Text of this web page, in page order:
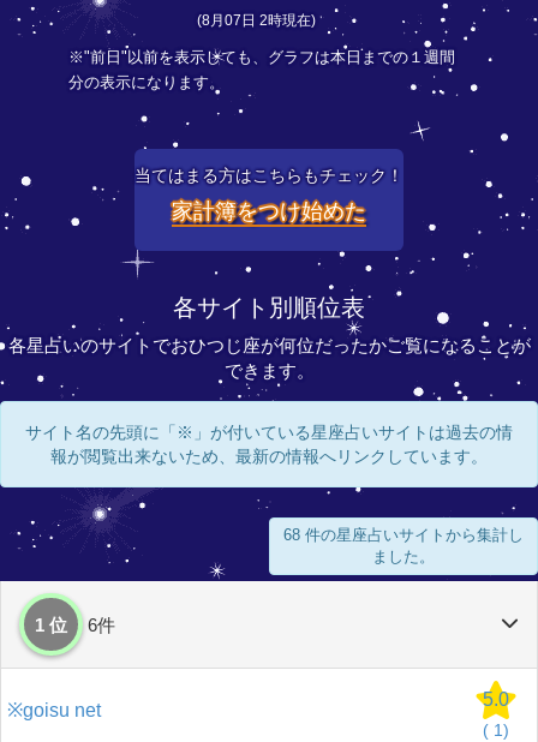
(8月07日 2時現在)
※"前日"以前を表示しても、グラフは本日までの１週間
分の表示になります。
当てはまる方はこちらもチェック！
家計簿をつけ始めた
各サイト別順位表
各星占いのサイトでおひつじ座が何位だったかご覧になることが
できます。
サイト名の先頭に「※」が付いている星座占いサイトは過去の情
報が閲覧出来ないため、最新の情報へリンクしています。
68 件の星座占いサイトから集計し
ました。
1 位 6件
※goisu net
5.0
( 1)